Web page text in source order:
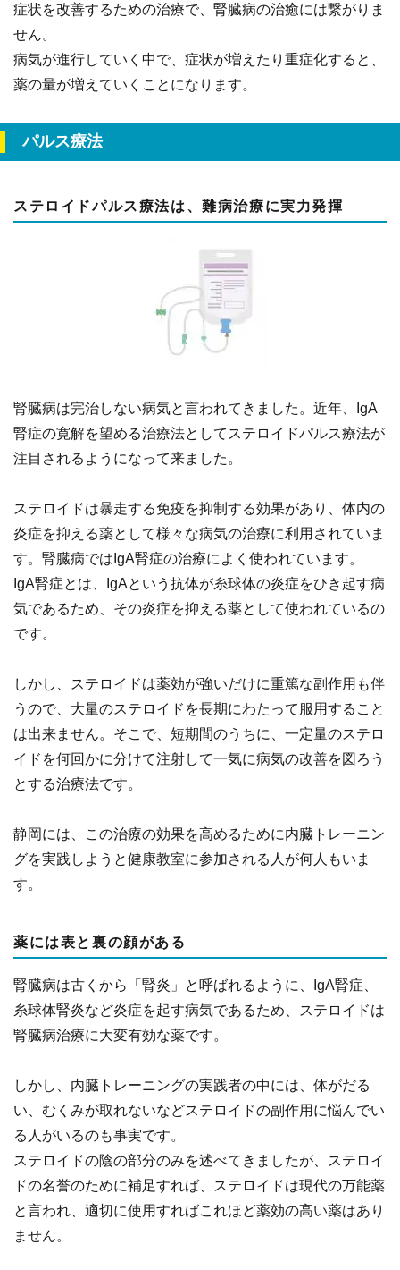
症状を改善するための治療で、腎臓病の治癒には繋がりま
せん。
病気が進行していく中で、症状が増えたり重症化すると、
薬の量が増えていくことになります。
パルス療法
ステロイドパルス療法は、難病治療に実力発揮
腎臓病は完治しない病気と言われてきました。近年、IgA
腎症の寛解を望める治療法としてステロイドパルス療法が
注目されるようになって来ました。
ステロイドは暴走する免疫を抑制する効果があり、体内の
炎症を抑える薬として様々な病気の治療に利用されていま
す。腎臓病ではIgA腎症の治療によく使われています。
IgA腎症とは、IgAという抗体が糸球体の炎症をひき起す病
気であるため、その炎症を抑える薬として使われているの
です。
しかし、ステロイドは薬効が強いだけに重篤な副作用も伴
うので、大量のステロイドを長期にわたって服用すること
は出来ません。そこで、短期間のうちに、一定量のステロ
イドを何回かに分けて注射して一気に病気の改善を図ろう
とする治療法です。
静岡には、この治療の効果を高めるために内臓トレーニン
グを実践しようと健康教室に参加される人が何人もいま
す。
薬には表と裏の顔がある
腎臓病は古くから「腎炎」と呼ばれるように、IgA腎症、
糸球体腎炎など炎症を起す病気であるため、ステロイドは
腎臓病治療に大変有効な薬です。
しかし、内臓トレーニングの実践者の中には、体がだる
い、むくみが取れないなどステロイドの副作用に悩んでい
る人がいるのも事実です。
ステロイドの陰の部分のみを述べてきましたが、ステロイ
ドの名誉のために補足すれば、ステロイドは現代の万能薬
と言われ、適切に使用すればこれほど薬効の高い薬はあり
ません。